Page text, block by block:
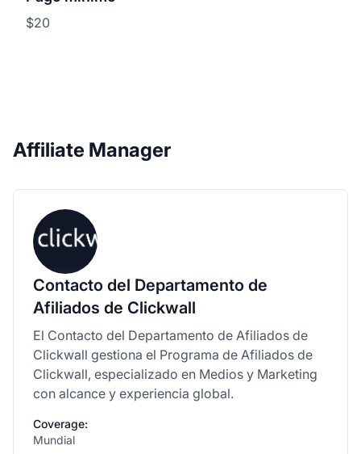
$20
Affiliate Manager
Contacto del Departamento de
Afiliados de Clickwall
El Contacto del Departamento de Afiliados de
Clickwall gestiona el Programa de Afiliados de
Clickwall, especializado en Medios y Marketing
con alcance y experiencia global.
Coverage:
Mundial